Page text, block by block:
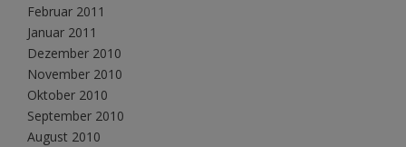
Februar 2011
Januar 2011
Dezember 2010
November 2010
Oktober 2010
September 2010
August 2010